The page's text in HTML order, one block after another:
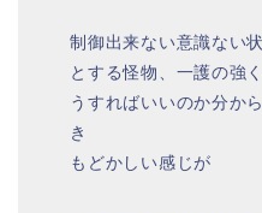
制御出来ない意識ない
とする怪物、一護の強
うすればいいのか分か
き
もどかしい感じが